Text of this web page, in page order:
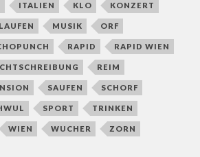
ITALIEN KLO KONZERT
LAUFEN MUSIK ORF
RAPID RAPID WIEN
REIM
SAUFEN SCHORF
SPORT TRINKEN
WIEN WUCHER ZORN